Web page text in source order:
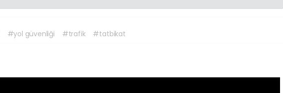
#yol güvenliği #trafik #tatbikat